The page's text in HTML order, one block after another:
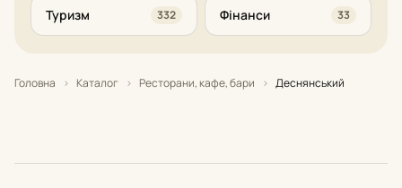
Туризм 332 Фінанси 33
Головна › Каталог › Ресторани, кафе, бари › Деснянський